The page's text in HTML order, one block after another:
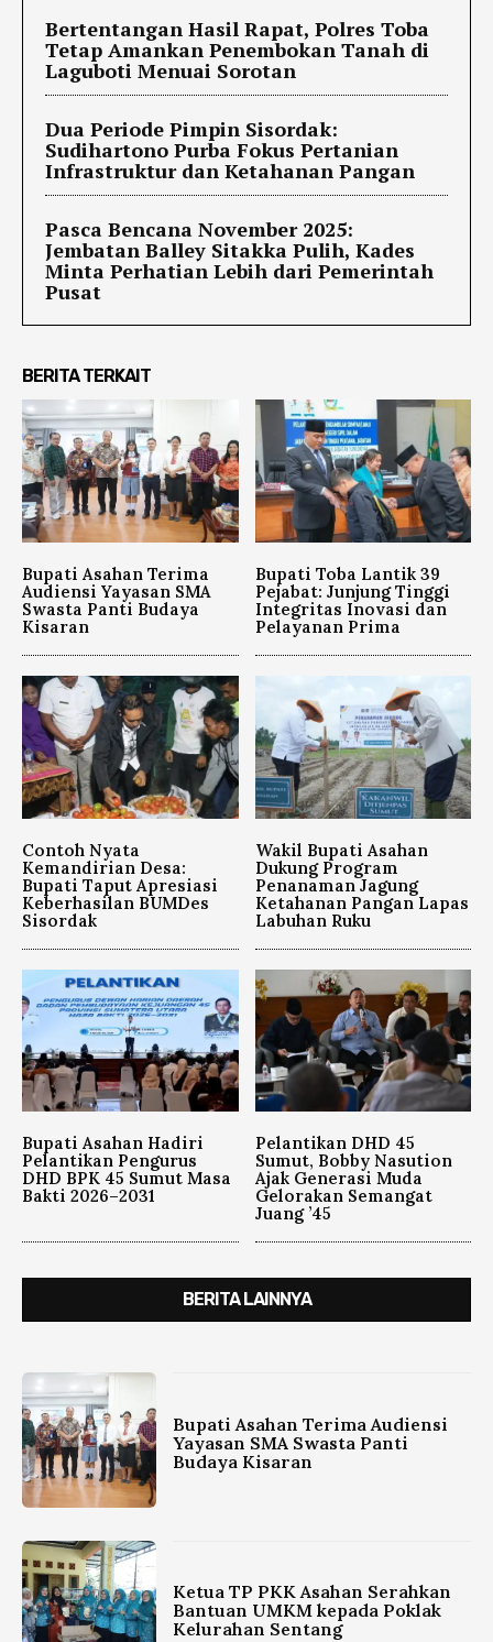
Bertentangan Hasil Rapat, Polres Toba
Tetap Amankan Penembokan Tanah di
Laguboti Menuai Sorotan
Dua Periode Pimpin Sisordak:
Sudihartono Purba Fokus Pertanian
Infrastruktur dan Ketahanan Pangan
Pasca Bencana November 2025:
Jembatan Balley Sitakka Pulih, Kades
Minta Perhatian Lebih dari Pemerintah
Pusat
BERITA TERKAIT
Bupati Asahan Terima
Audiensi Yayasan SMA
Swasta Panti Budaya
Kisaran
Bupati Toba Lantik 39
Pejabat: Junjung Tinggi
Integritas Inovasi dan
Pelayanan Prima
Contoh Nyata
Kemandirian Desa:
Bupati Taput Apresiasi
Keberhasilan BUMDes
Sisordak
Wakil Bupati Asahan
Dukung Program
Penanaman Jagung
Ketahanan Pangan Lapas
Labuhan Ruku
Bupati Asahan Hadiri
Pelantikan Pengurus
DHD BPK 45 Sumut Masa
Bakti 2026–2031
Pelantikan DHD 45
Sumut, Bobby Nasution
Ajak Generasi Muda
Gelorakan Semangat
Juang ’45
BERITA LAINNYA
Bupati Asahan Terima Audiensi
Yayasan SMA Swasta Panti
Budaya Kisaran
Ketua TP PKK Asahan Serahkan
Bantuan UMKM kepada Poklak
Kelurahan Sentang